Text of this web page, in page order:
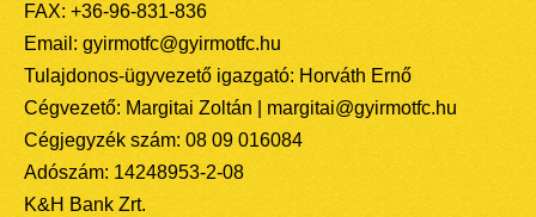
FAX: +36-96-831-836
Email: gyirmotfc@gyirmotfc.hu
Tulajdonos-ügyvezető igazgató: Horváth Ernő
Cégvezető: Margitai Zoltán | margitai@gyirmotfc.hu
Cégjegyzék szám: 08 09 016084
Adószám: 14248953-2-08
K&H Bank Zrt.